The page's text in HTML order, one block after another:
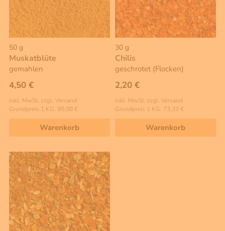
50 g
Muskatblüte
gemahlen
4,50 €
inkl. MwSt, zzgl. Versand
Grundpreis 1 KG: 90,00 €
Warenkorb
30 g
Chilis
geschrotet (Flocken)
2,20 €
inkl. MwSt, zzgl. Versand
Grundpreis 1 KG: 73,33 €
Warenkorb